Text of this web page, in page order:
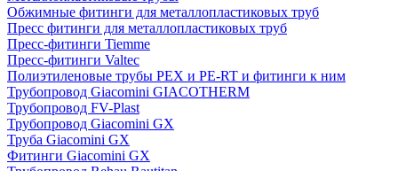
Обжимные фитинги для металлопластиковых труб
Пресс фитинги для металлопластиковых труб
Пресс-фитинги Tiemme
Пресс-фитинги Valtec
Полиэтиленовые трубы PEX и PE-RT и фитинги к ним
Трубопровод Giacomini GIACOTHERM
Трубопровод FV-Plast
Трубопровод Giacomini GX
Труба Giacomini GX
Фитинги Giacomini GX